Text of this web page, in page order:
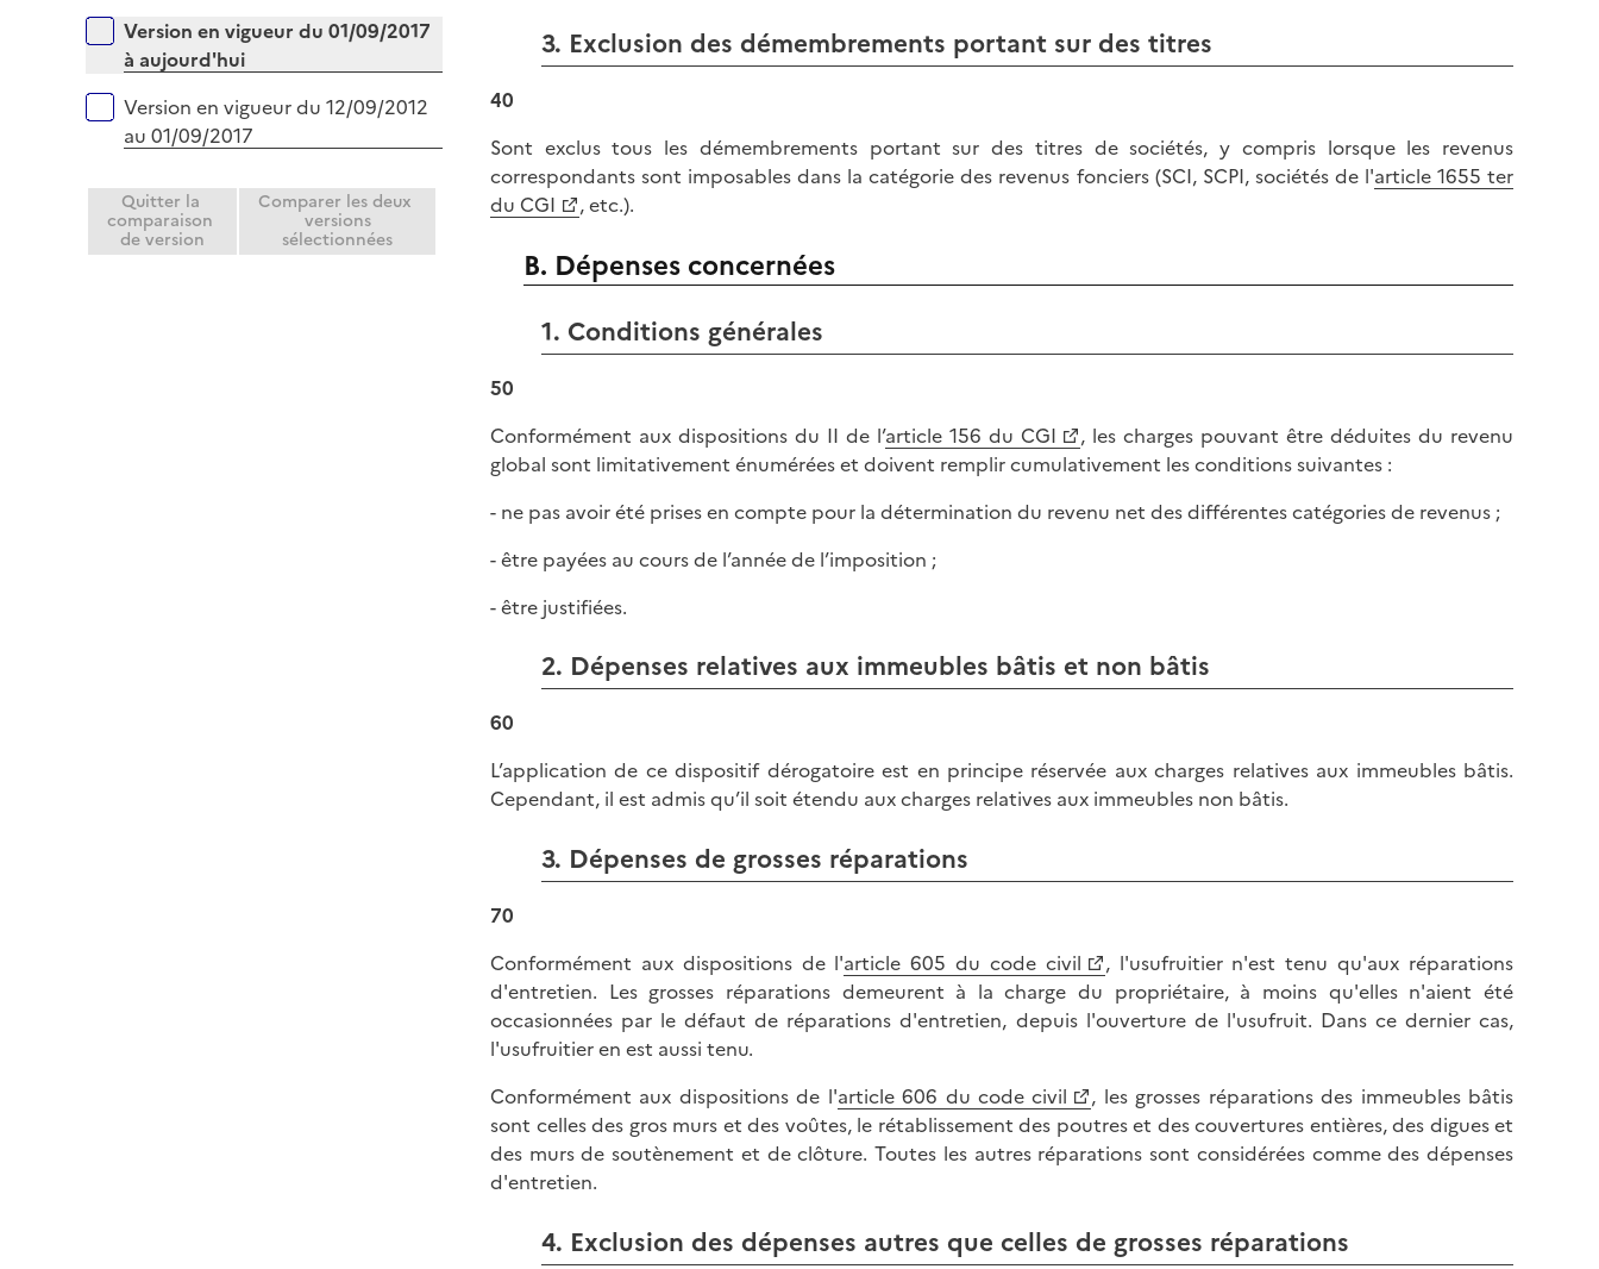
l
i
e
Versions sur la période
Version en vigueur du 01/09/2017
à aujourd'hui
Version en vigueur du 12/09/2012
au 01/09/2017
Quitter la
comparaison
de version
Comparer les deux
versions
sélectionnées
3. Exclusion des démembrements portant sur des titres
40
Sont exclus tous les démembrements portant sur des titres de sociétés, y compris lorsque les revenus
correspondants sont imposables dans la catégorie des revenus fonciers (SCI, SCPI, sociétés de l'article 1655 ter
du CGI
, etc.).
B. Dépenses concernées
1. Conditions générales
50
Conformément aux dispositions du II de l’article 156 du CGI
, les charges pouvant être déduites du revenu
global sont limitativement énumérées et doivent remplir cumulativement les conditions suivantes :
- ne pas avoir été prises en compte pour la détermination du revenu net des différentes catégories de revenus ;
- être payées au cours de l’année de l’imposition ;
- être justifiées.
2. Dépenses relatives aux immeubles bâtis et non bâtis
60
L’application de ce dispositif dérogatoire est en principe réservée aux charges relatives aux immeubles bâtis.
Cependant, il est admis qu’il soit étendu aux charges relatives aux immeubles non bâtis.
3. Dépenses de grosses réparations
70
Conformément aux dispositions de l'article 605 du code civil
, l'usufruitier n'est tenu qu'aux réparations
d'entretien. Les grosses réparations demeurent à la charge du propriétaire, à moins qu'elles n'aient été
occasionnées par le défaut de réparations d'entretien, depuis l'ouverture de l'usufruit. Dans ce dernier cas,
l'usufruitier en est aussi tenu.
Conformément aux dispositions de l'article 606 du code civil
, les grosses réparations des immeubles bâtis
sont celles des gros murs et des voûtes, le rétablissement des poutres et des couvertures entières, des digues et
des murs de soutènement et de clôture. Toutes les autres réparations sont considérées comme des dépenses
d'entretien.
4. Exclusion des dépenses autres que celles de grosses réparations